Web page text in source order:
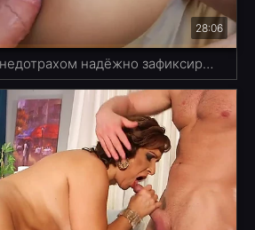
28:06
Студентку Алёну с недотрахом надёжно зафиксировали верёвкой и выебали в тугую жопу!